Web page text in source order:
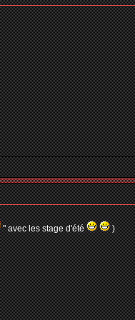
" avec les stage d'été
)